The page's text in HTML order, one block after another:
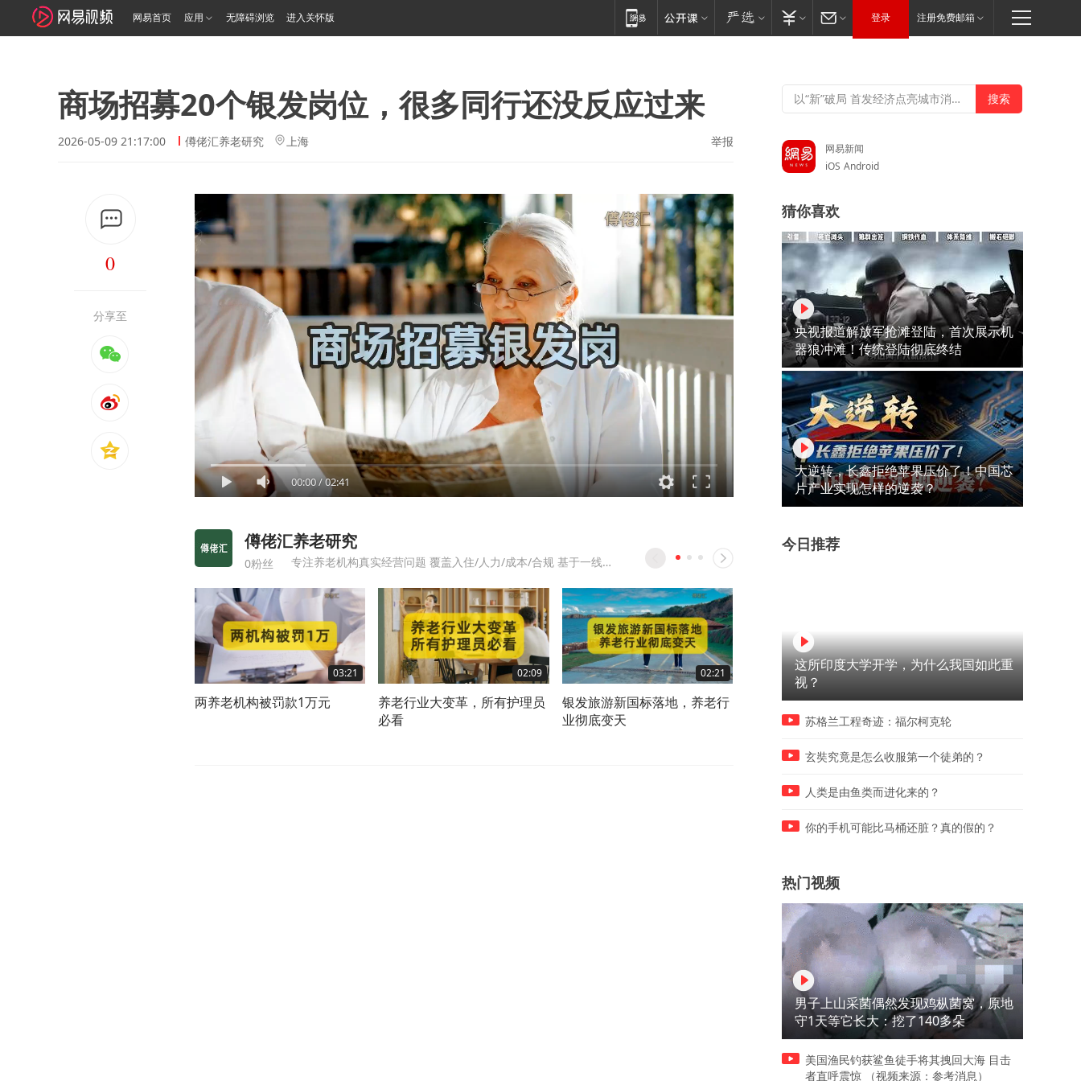
网易首页 应用 无障碍浏览 进入关怀版 登录 注册免费邮箱
商场招募20个银发岗位，很多同行还没反应过来
2026-05-09 21:17:00 僔佬汇养老研究 上海 举报
0
分享至
00:00/02:41
僔佬汇养老研究
0粉丝 专注养老机构真实经营问题 覆盖入住/人力/成本/合规 基于一线案例做分析与解决方向
03:21
两养老机构被罚款1万元
02:09
养老行业大变革，所有护理员
必看
02:21
银发旅游新国标落地，养老行
业彻底变天
02:02
一堆人考养老护理证，为啥没
人愿意上岗
老人不愿去养老院，居家养
彻底变了
网易新闻
iOS Android
猜你喜欢
央视报道解放军抢滩登陆，首次展示机
器狼冲滩！传统登陆彻底终结
大逆转，长鑫拒绝苹果压价了！中国芯
片产业实现怎样的逆袭？
今日推荐
这所印度大学开学，为什么我国如此重
视？
苏格兰工程奇迹：福尔柯克轮
玄奘究竟是怎么收服第一个徒弟的？
人类是由鱼类而进化来的？
你的手机可能比马桶还脏？真的假的？
热门视频
男子上山采菌偶然发现鸡枞菌窝，原地
守1天等它长大：挖了140多朵
美国渔民钓获鲨鱼徒手将其拽回大海 目击
者直呼震惊 （视频来源：参考消息）